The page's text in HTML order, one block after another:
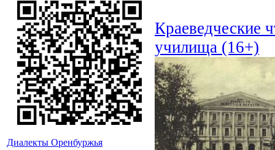
Диалекты Оренбуржья
Краеведческие
училища (16+)